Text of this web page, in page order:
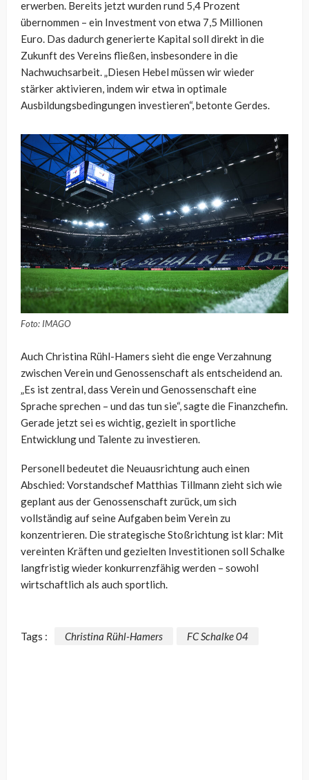
erwerben. Bereits jetzt wurden rund 5,4 Prozent
übernommen – ein Investment von etwa 7,5 Millionen
Euro. Das dadurch generierte Kapital soll direkt in die
Zukunft des Vereins fließen, insbesondere in die
Nachwuchsarbeit. „Diesen Hebel müssen wir wieder
stärker aktivieren, indem wir etwa in optimale
Ausbildungsbedingungen investieren“, betonte Gerdes.
Foto: IMAGO
Auch Christina Rühl-Hamers sieht die enge Verzahnung
zwischen Verein und Genossenschaft als entscheidend an.
„Es ist zentral, dass Verein und Genossenschaft eine
Sprache sprechen – und das tun sie“, sagte die Finanzchefin.
Gerade jetzt sei es wichtig, gezielt in sportliche
Entwicklung und Talente zu investieren.
Personell bedeutet die Neuausrichtung auch einen
Abschied: Vorstandschef Matthias Tillmann zieht sich wie
geplant aus der Genossenschaft zurück, um sich
vollständig auf seine Aufgaben beim Verein zu
konzentrieren. Die strategische Stoßrichtung ist klar: Mit
vereinten Kräften und gezielten Investitionen soll Schalke
langfristig wieder konkurrenzfähig werden – sowohl
wirtschaftlich als auch sportlich.
Tags : Christina Rühl-Hamers FC Schalke 04